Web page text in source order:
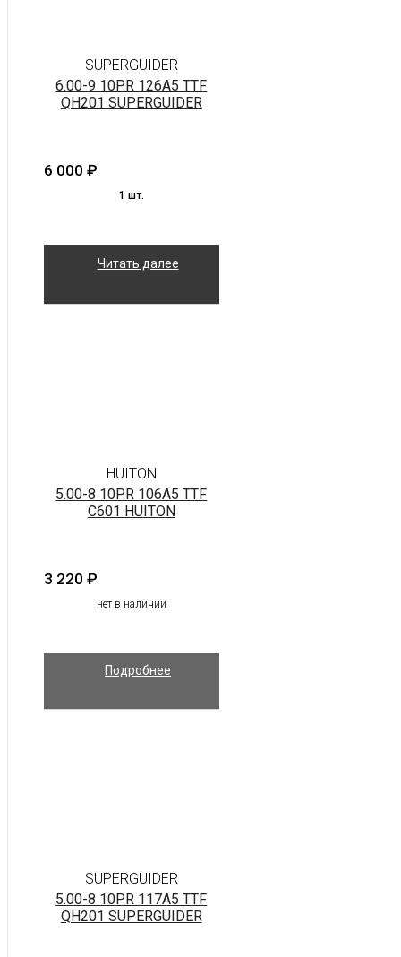
SUPERGUIDER
6.00-9 10PR 126A5 TTF
QH201 SUPERGUIDER
6 000 ₽
1 шт.
Читать далее
HUITON
5.00-8 10PR 106A5 TTF
C601 HUITON
3 220 ₽
нет в наличии
Подробнее
SUPERGUIDER
5.00-8 10PR 117A5 TTF
QH201 SUPERGUIDER